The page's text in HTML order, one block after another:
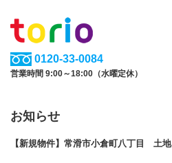
0120-33-0084
営業時間 9:00～18:00（水曜定休）
お知らせ
【新規物件】常滑市小倉町八丁目 土地